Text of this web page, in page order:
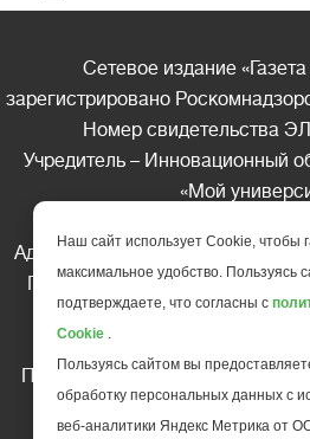
Сетевое издание
зарегистрировано
Номер свидетельства
Учредитель – Инновационный
«Мой
Адрес редакции: 185035
Петрозаводск, ул. Фридриха
Телефон редакции: +7
Перепечатка материалов
письменного
Наш сайт использует Cookie, чтобы
максимальное удобство. Пользуясь
подтверждаете, что согласны с
Cookie .
Пользуясь сайтом вы
обработку персональных данных с
веб-аналитики Яндекс Метрика от